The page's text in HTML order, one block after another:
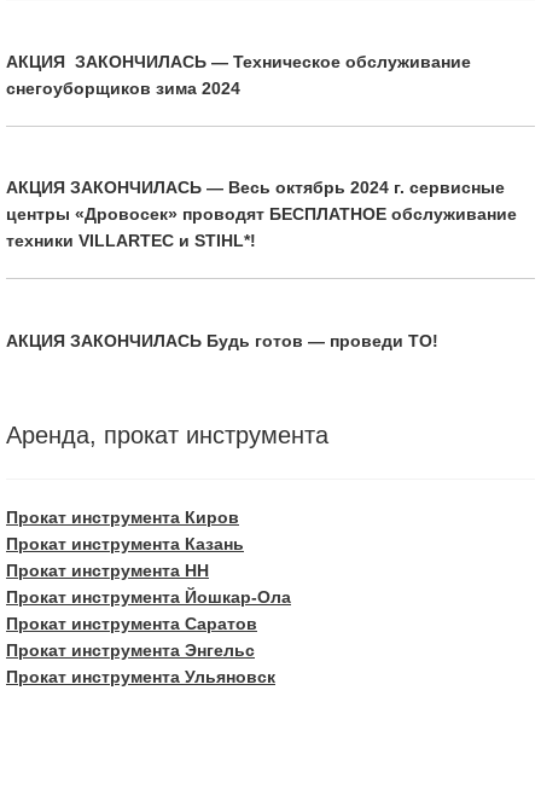
АКЦИЯ ЗАКОНЧИЛАСЬ — Техническое обслуживание
снегоуборщиков зима 2024
АКЦИЯ ЗАКОНЧИЛАСЬ — Весь октябрь 2024 г. сервисные
центры «Дровосек» проводят БЕСПЛАТНОЕ обслуживание
техники VILLARTEC и STIHL*!
АКЦИЯ ЗАКОНЧИЛАСЬ Будь готов — проведи ТО!
Аренда, прокат инструмента
Прокат инструмента Киров
Прокат инструмента Казань
Прокат инструмента НН
Прокат инструмента Йошкар-Ола
Прокат инструмента Саратов
Прокат инструмента Энгельс
Прокат инструмента Ульяновск